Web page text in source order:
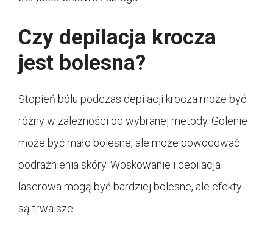
Czy depilacja krocza
jest bolesna?
Stopień bólu podczas depilacji krocza może być
różny w zależności od wybranej metody. Golenie
może być mało bolesne, ale może powodować
podrażnienia skóry. Woskowanie i depilacja
laserowa mogą być bardziej bolesne, ale efekty
są trwalsze.